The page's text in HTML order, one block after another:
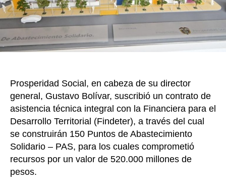
150
son
los
Prosperidad Social, en cabeza de su director
general, Gustavo Bolívar, suscribió un contrato de
asistencia técnica integral con la Financiera para el
Desarrollo Territorial (Findeter), a través del cual
se construirán 150 Puntos de Abastecimiento
Solidario – PAS, para los cuales comprometió
recursos por un valor de 520.000 millones de
pesos.